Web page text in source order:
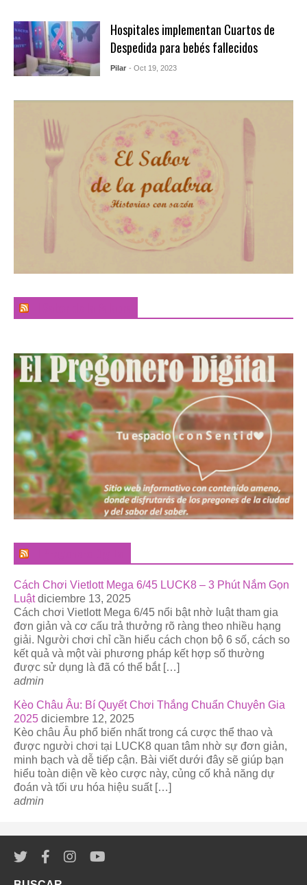
Hospitales implementan Cuartos de
Despedida para bebés fallecidos
Pilar - Oct 19, 2023
Cách Chơi Vietlott Mega 6/45 LUCK8 – 3 Phút Nắm Gọn
Luật diciembre 13, 2025
Cách chơi Vietlott Mega 6/45 nổi bật nhờ luật tham gia
đơn giản và cơ cấu trả thưởng rõ ràng theo nhiều hạng
giải. Người chơi chỉ cần hiểu cách chọn bộ 6 số, cách so
kết quả và một vài phương pháp kết hợp số thường
được sử dụng là đã có thể bắt […]
admin
Kèo Châu Âu: Bí Quyết Chơi Thắng Chuẩn Chuyên Gia
2025 diciembre 12, 2025
Kèo châu Âu phổ biến nhất trong cá cược thể thao và
được người chơi tại LUCK8 quan tâm nhờ sự đơn giản,
minh bạch và dễ tiếp cận. Bài viết dưới đây sẽ giúp bạn
hiểu toàn diện về kèo cược này, củng cố khả năng dự
đoán và tối ưu hóa hiệu suất […]
admin